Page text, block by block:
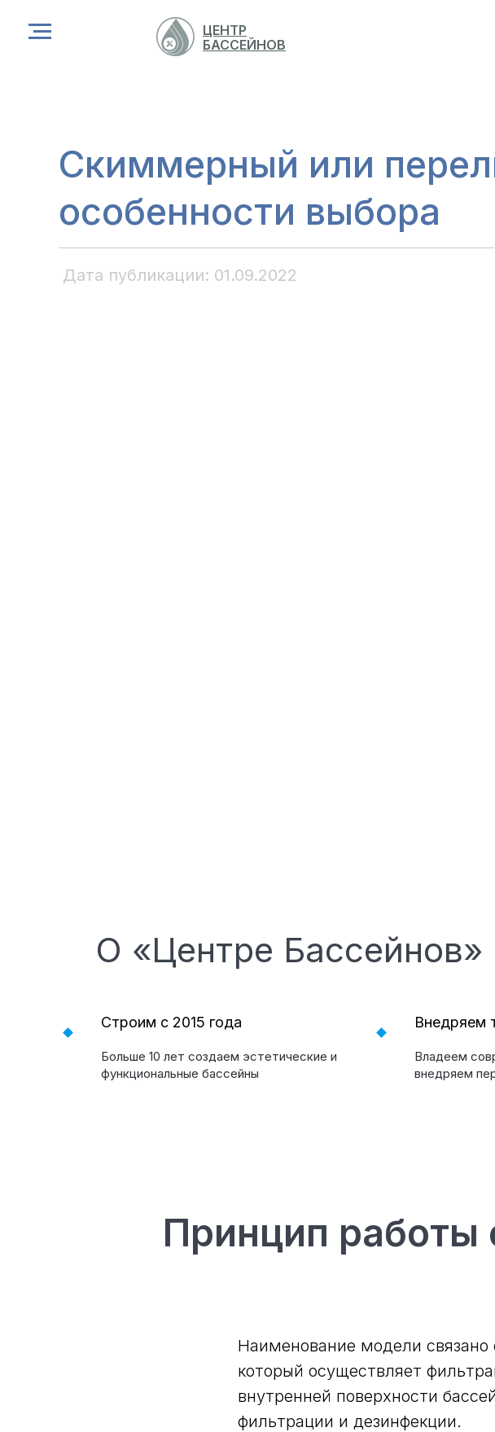
ЦЕНТР
БАССЕЙНОВ
Блог →
Скиммерный или
особенности выбора
Дата публикации: 01.09.2022
О «Центре Бассейнов»
Строим с 2015 года
Больше 10 лет создаем эстетические и
функциональные бассейны
Внедряем
Владеем
внедряем
Принцип работы
Наименование модели связано
который осуществляет
внутренней поверхности
фильтрации и дезинфекции.